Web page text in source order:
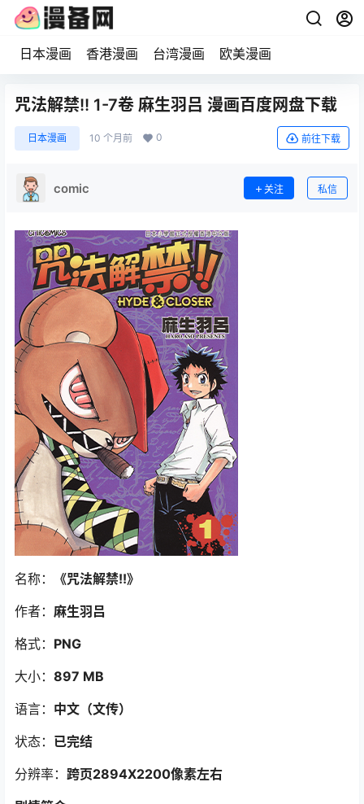
日本漫画 香港漫画 台湾漫画 欧美漫画
咒法解禁!! 1-7卷 麻生羽吕 漫画百度网盘下载
日本漫画 10 个月前 0 前往下载
comic 关注 私信
名称： 《咒法解禁!!》
作者： 麻生羽吕
格式： PNG
大小： 897 MB
语言： 中文（文传）
状态： 已完结
分辨率： 跨页2894X2200像素左右